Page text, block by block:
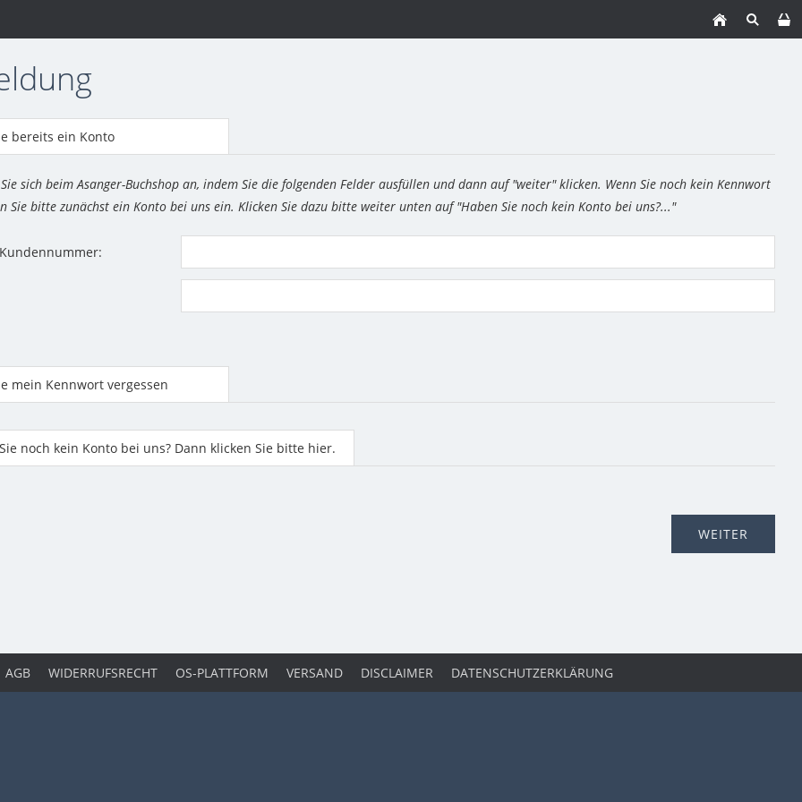
bereits ein Konto
sich beim Asanger-Buchshop an, indem Sie die folgenden Felder ausfüllen und dann auf "weiter" klicken. Wenn Sie noch kein Kennwort
Sie bitte zunächst ein Konto bei uns ein. Klicken Sie dazu bitte weiter unten auf "Haben Sie noch kein Konto bei uns?..."
mein Kennwort vergessen
noch kein Konto bei uns? Dann klicken Sie bitte hier.
AGB WIDERRUFSRECHT OS-PLATTFORM VERSAND DISCLAIMER DATENSCHUTZERKLÄRUNG